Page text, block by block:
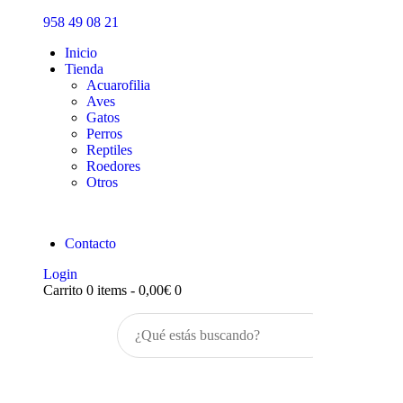
958 49 08 21
Inicio
Tienda
Acuarofilia
Aves
Gatos
Perros
Reptiles
Roedores
Otros
Contacto
Login
Carrito 0 items - 0,00€ 0
Inicio